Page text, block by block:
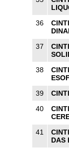
36
37
38
39
40
41
DAS